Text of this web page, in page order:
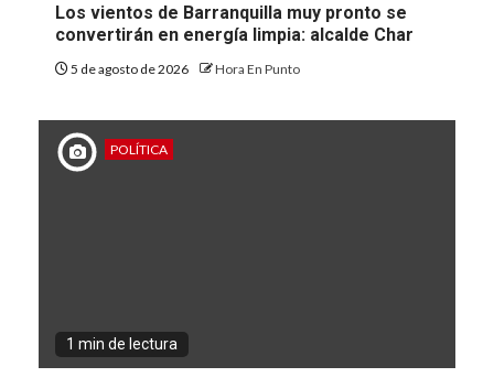
Los vientos de Barranquilla muy pronto se
convertirán en energía limpia: alcalde Char
5 de agosto de 2026 Hora En Punto
POLÍTICA
1 min de lectura